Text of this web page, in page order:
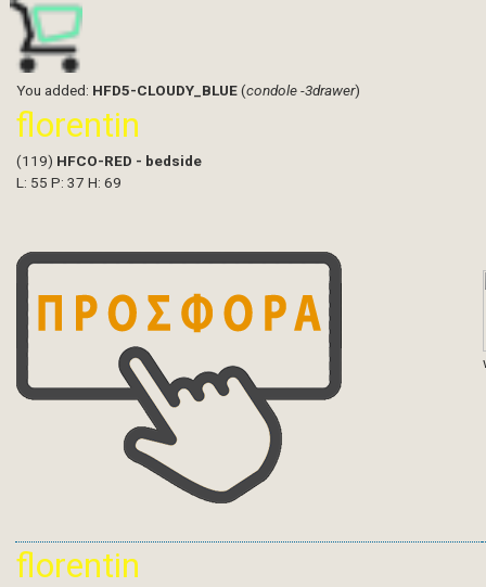
You added: HFD5-CLOUDY_BLUE(condole -3drawer)
florentin
(119) HFCO-RED - bedside
L: 55 P: 37 H: 69
florentin